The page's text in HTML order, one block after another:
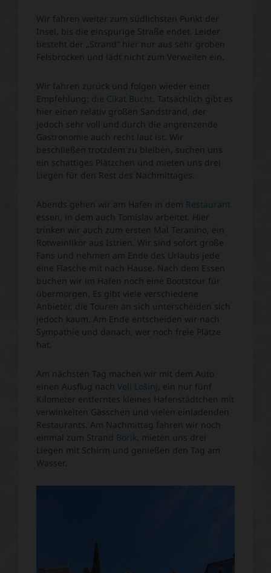
Wir fahren weiter zum südlichsten Punkt der
Insel, bis die einspurige Straße endet. Leider
besteht der „Strand“ hier nur aus sehr groben
Felsbrocken und lädt nicht zum Verweilen ein.
Wir fahren zurück und folgen wieder einer
Empfehlung: die Cikat Bucht . Tatsächlich gibt es
hier einen relativ großen Sandstrand, der
jedoch sehr voll und durch die angrenzende
Gastronomie auch recht laut ist. Wir
beschließen trotzdem zu bleiben, suchen uns
ein schattiges Plätzchen und mieten uns drei
Liegen für den Rest des Nachmittages.
Abends gehen wir am Hafen in dem Restaurant
essen, in dem auch Tomislav arbeitet. Hier
trinken wir auch zum ersten Mal Teranino, ein
Rotweinlikör aus Istrien. Wir sind sofort große
Fans und nehmen am Ende des Urlaubs jede
eine Flasche mit nach Hause. Nach dem Essen
buchen wir im Hafen noch eine Bootstour für
übermorgen. Es gibt viele verschiedene
Anbieter, die Touren an sich unterscheiden sich
jedoch kaum. Am Ende entscheiden wir nach
Sympathie und danach, wer noch freie Plätze
hat.
Am nächsten Tag machen wir mit dem Auto
einen Ausflug nach Veli Lošinj, ein nur fünf
Kilometer entferntes kleines Hafenstädtchen mit
verwinkelten Gässchen und vielen einladenden
Restaurants. Am Nachmittag fahren wir noch
einmal zum Strand Borik, mieten uns drei
Liegen mit Schirm und genießen den Tag am
Wasser.